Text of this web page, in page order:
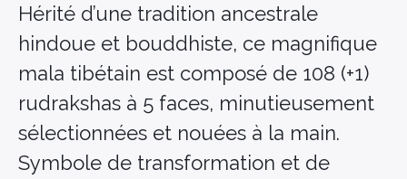
Hérité d’une tradition ancestrale
hindoue et bouddhiste, ce magnifique
mala tibétain est composé de 108 (+1)
rudrakshas à 5 faces, minutieusement
sélectionnées et nouées à la main.
Symbole de transformation et de